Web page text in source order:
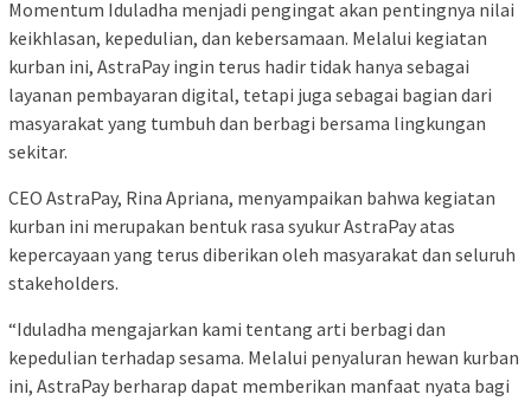
Momentum Iduladha menjadi pengingat akan pentingnya nilai
keikhlasan, kepedulian, dan kebersamaan. Melalui kegiatan
kurban ini, AstraPay ingin terus hadir tidak hanya sebagai
layanan pembayaran digital, tetapi juga sebagai bagian dari
masyarakat yang tumbuh dan berbagi bersama lingkungan
sekitar.
CEO AstraPay, Rina Apriana, menyampaikan bahwa kegiatan
kurban ini merupakan bentuk rasa syukur AstraPay atas
kepercayaan yang terus diberikan oleh masyarakat dan seluruh
stakeholders.
“Iduladha mengajarkan kami tentang arti berbagi dan
kepedulian terhadap sesama. Melalui penyaluran hewan kurban
ini, AstraPay berharap dapat memberikan manfaat nyata bagi